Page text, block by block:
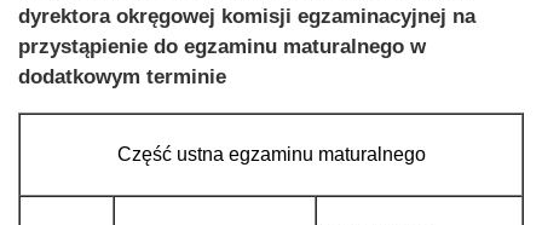
dyrektora okręgowej komisji egzaminacyjnej na
przystąpienie do egzaminu maturalnego w
dodatkowym terminie
Część ustna egzaminu maturalnego